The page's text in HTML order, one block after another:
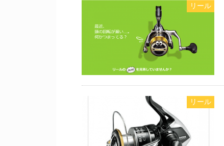
リール
リール